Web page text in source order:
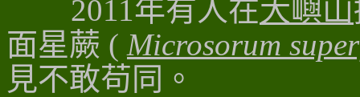
2011年有人在大嶼山
面星蕨 ( Microsorum
見不敢苟同 。